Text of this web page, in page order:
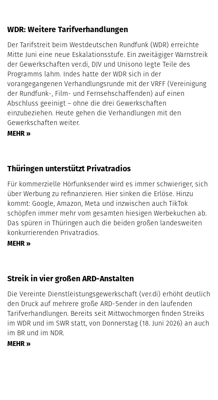
WDR: Weitere Tarifverhandlungen
Der Tarifstreit beim Westdeutschen Rundfunk (WDR) erreichte
Mitte Juni eine neue Eskalationsstufe. Ein zweitägiger Warnstreik
der Gewerkschaften ver.di, DJV und Unisono legte Teile des
Programms lahm. Indes hatte der WDR sich in der
vorangegangenen Verhandlungsrunde mit der VRFF (Vereinigung
der Rundfunk-, Film- und Fernsehschaffenden) auf einen
Abschluss geeinigt – ohne die drei Gewerkschaften
einzubeziehen. Heute gehen die Verhandlungen mit den
Gewerkschaften weiter.
MEHR »
Thüringen unterstützt Privatradios
Für kommerzielle Hörfunksender wird es immer schwieriger, sich
über Werbung zu refinanzieren. Hier sinken die Erlöse. Hinzu
kommt: Google, Amazon, Meta und inzwischen auch TikTok
schöpfen immer mehr vom gesamten hiesigen Werbekuchen ab.
Das spüren in Thüringen auch die beiden großen landesweiten
konkurrierenden Privatradios.
MEHR »
Streik in vier großen ARD-Anstalten
Die Vereinte Dienstleistungsgewerkschaft (ver.di) erhöht deutlich
den Druck auf mehrere große ARD-Sender in den laufenden
Tarifverhandlungen. Bereits seit Mittwochmorgen finden Streiks
im WDR und im SWR statt, von Donnerstag (18. Juni 2026) an auch
im BR und im NDR.
MEHR »